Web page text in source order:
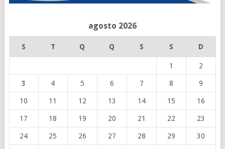
agosto 2026
S T Q Q S S D
1 2
3 4 5 6 7 8 9
10 11 12 13 14 15 16
17 18 19 20 21 22 23
24 25 26 27 28 29 30